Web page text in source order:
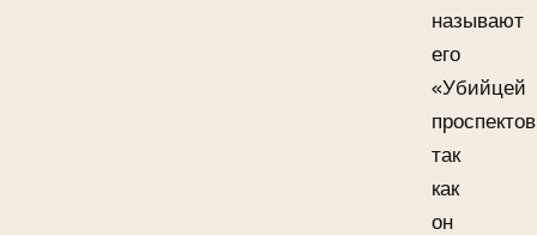
называют
его
«Убийцей
так
как
он